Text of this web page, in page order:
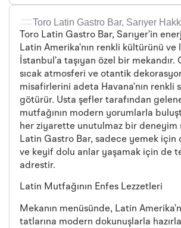
Toro Latin Gastro Bar, Sarıyer
Toro Latin Gastro Bar, Sarıyer’in
Latin Amerika’nın renkli kültürünü ve
İstanbul’a taşıyan özel bir mekandır.
sıcak atmosferi ve otantik
misafirlerini adeta Havana’nın renkli
götürür. Usta şefler tarafından
mutfağının modern yorumlarla
her ziyarette unutulmaz bir deneyim
Latin Gastro Bar, sadece yemek için
ve keyif dolu anlar yaşamak için de
adrestir.
Latin Mutfağının Enfes Lezzetleri
Mekanın menüsünde, Latin
tatlarına modern dokunuşlarla